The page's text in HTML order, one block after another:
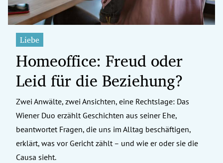
Untermenü
Untermenü
Untermenü
Untermenü
Untermenü
Untermenü
Untermenü
Liebe
Homeoffice: Freud oder
Leid für die Beziehung?
Zwei Anwälte, zwei Ansichten, eine Rechtslage: Das
Wiener Duo erzählt Geschichten aus seiner Ehe,
beantwortet Fragen, die uns im Alltag beschäftigen,
erklärt, was vor Gericht zählt – und wie er oder sie die
Causa sieht.